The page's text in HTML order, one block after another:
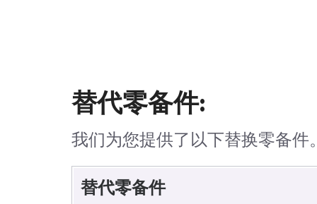
替代零备件:
我们为您提供了以下替换零备
替代零备件